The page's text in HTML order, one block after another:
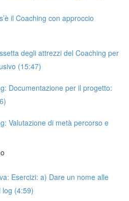
il Coaching con approccio
degli attrezzi del Coaching per
(15:47)
Documentazione per il progetto:
Valutazione di metà percorso e
Esercizi: a) Dare un nome alle
log (4:59)